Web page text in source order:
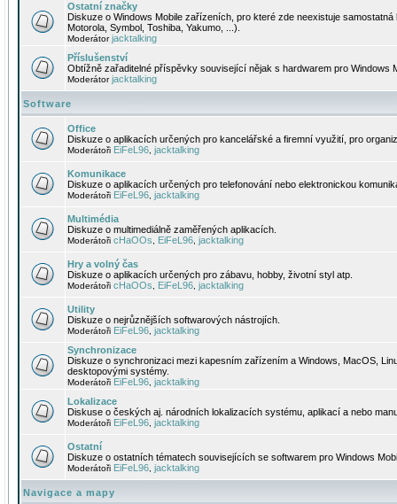
Ostatní značky
Diskuze o Windows Mobile zařízeních, pro které zde neexistuje
Motorola, Symbol, Toshiba, Yakumo, ...).
Moderátorjacktalking
Příslušenství
Obtížně zařaditelné příspěvky související nějak s hardwarem pro Windows
Moderátorjacktalking
Software
Office
Diskuze o aplikacích určených pro kancelářské a firemní využití, pro
Moderátoři EiFeL96 jacktalking
Komunikace
Diskuze o aplikacích určených pro telefonování nebo elektronickou
Moderátoři EiFeL96 jacktalking
Multimédia
Diskuze o multimediálně zaměřených aplikacích.
Moderátoři cHaOOs EiFeL96 jacktalking
Hry a volný čas
Diskuze o aplikacích určených pro zábavu, hobby, životní styl atp.
Moderátoři cHaOOs EiFeL96 jacktalking
Utility
Diskuze o nejrůznějších softwarových nástrojích.
Moderátoři EiFeL96 jacktalking
Synchronizace
Diskuze o synchronizaci mezi kapesním zařízením a Windows, MacOS,
desktopovými systémy.
Moderátoři EiFeL96 jacktalking
Lokalizace
Diskuse o českých aj. národních lokalizacích systému, aplikací a nebo
Moderátoři EiFeL96 jacktalking
Ostatní
Diskuze o ostatních tématech souvisejících se softwarem pro Windows
Moderátoři EiFeL96 jacktalking
Navigace a mapy